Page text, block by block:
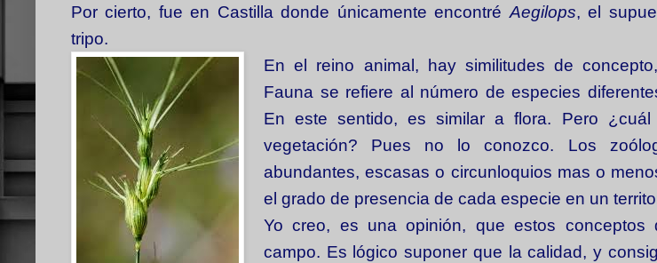
Por cierto, fue en Castilla donde únicamente encontré Aegilops, el
tripo.
En el reino animal, hay similitudes de
Fauna se refiere al número de especies
En este sentido, es similar a flora. Pero
vegetación? Pues no lo conozco. Los
abundantes, escasas o circunloquios mas o
el grado de presencia de cada especie en un
Yo creo, es una opinión, que estos conceptos
campo. Es lógico suponer que la calidad, y